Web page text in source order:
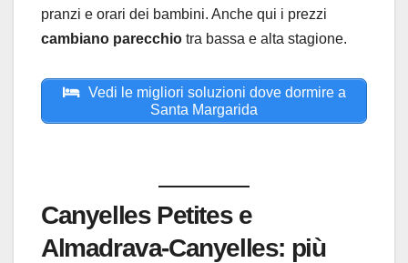
pranzi e orari dei bambini. Anche qui i prezzi
cambiano parecchio tra bassa e alta stagione.
Vedi le migliori soluzioni dove dormire a
Santa Margarida
Canyelles Petites e
Almadrava-Canyelles: più